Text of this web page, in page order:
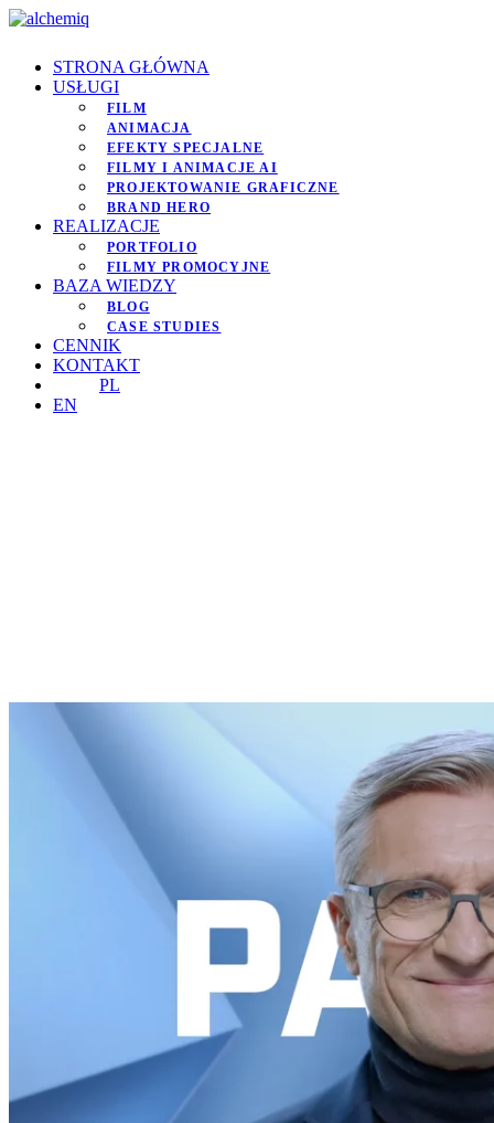
STRONA GŁÓWNA
USŁUGI
FILM
ANIMACJA
EFEKTY SPECJALNE
FILMY I ANIMACJE AI
PROJEKTOWANIE GRAFICZNE
BRAND HERO
REALIZACJE
PORTFOLIO
FILMY PROMOCYJNE
BAZA WIEDZY
BLOG
CASE STUDIES
CENNIK
KONTAKT
PL
EN